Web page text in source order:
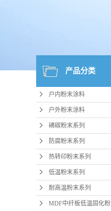
产品分类
户内粉末涂料
户外粉末涂料
砩碳粉末系列
防腐粉末系列
热转印粉末系列
低温粉末系列
耐高温粉末系列
MDF中纤板低温固化